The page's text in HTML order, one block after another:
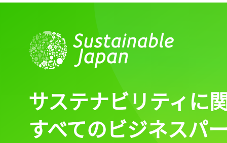
サステナビリティに
すべてのビジネスパ